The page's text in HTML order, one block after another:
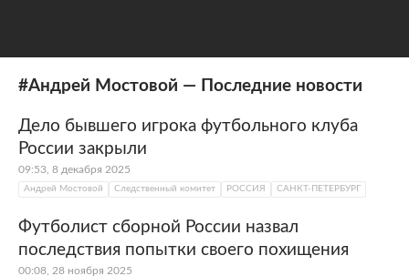
#Андрей Мостовой — Последние новости
Дело бывшего игрока футбольного клуба
России закрыли
09:53, 8 декабря 2025
Андрей Мостовой Следственный комитет РОССИЯ САНКТ-ПЕТЕРБУРГ
Футболист сборной России назвал
последствия попытки своего похищения
00:08, 28 ноября 2025